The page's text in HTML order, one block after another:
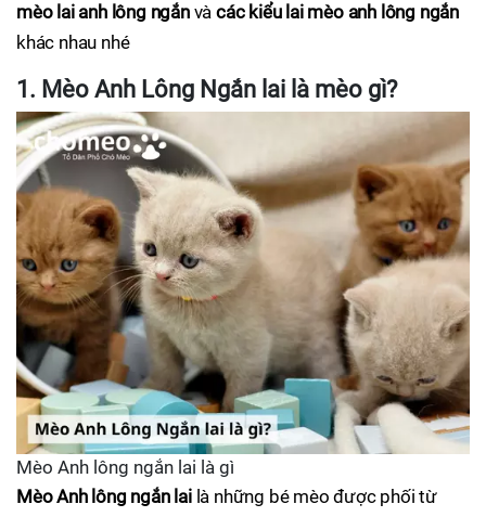
mèo lai anh lông ngắnvàcác kiểu lai mèo anh lông ngắn
khác nhau nhé
1. Mèo Anh Lông Ngắn lai là mèo gì?
Mèo Anh lông ngắn lai là gì
Mèo Anh lông ngắn lailà những bé mèo được phối từ